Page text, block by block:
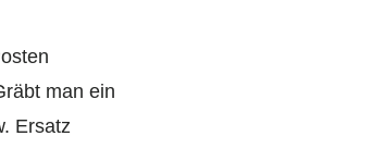
man ein
Ersatz